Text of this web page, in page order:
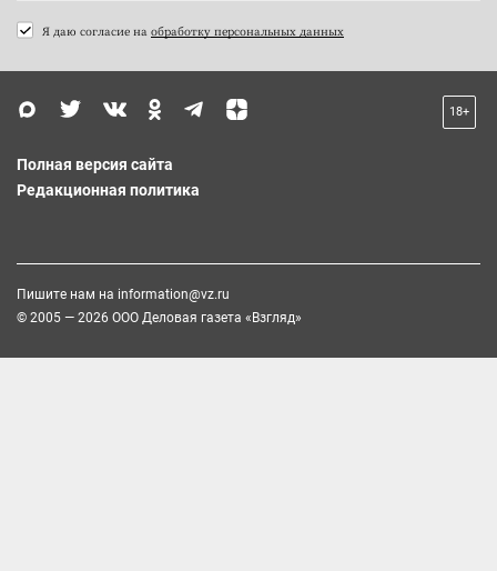
Я даю согласие на обработку персональных данных
18+
Полная версия сайта
Редакционная политика
Пишите нам на information@vz.ru
© 2005 — 2026 ООО Деловая газета «Взгляд»